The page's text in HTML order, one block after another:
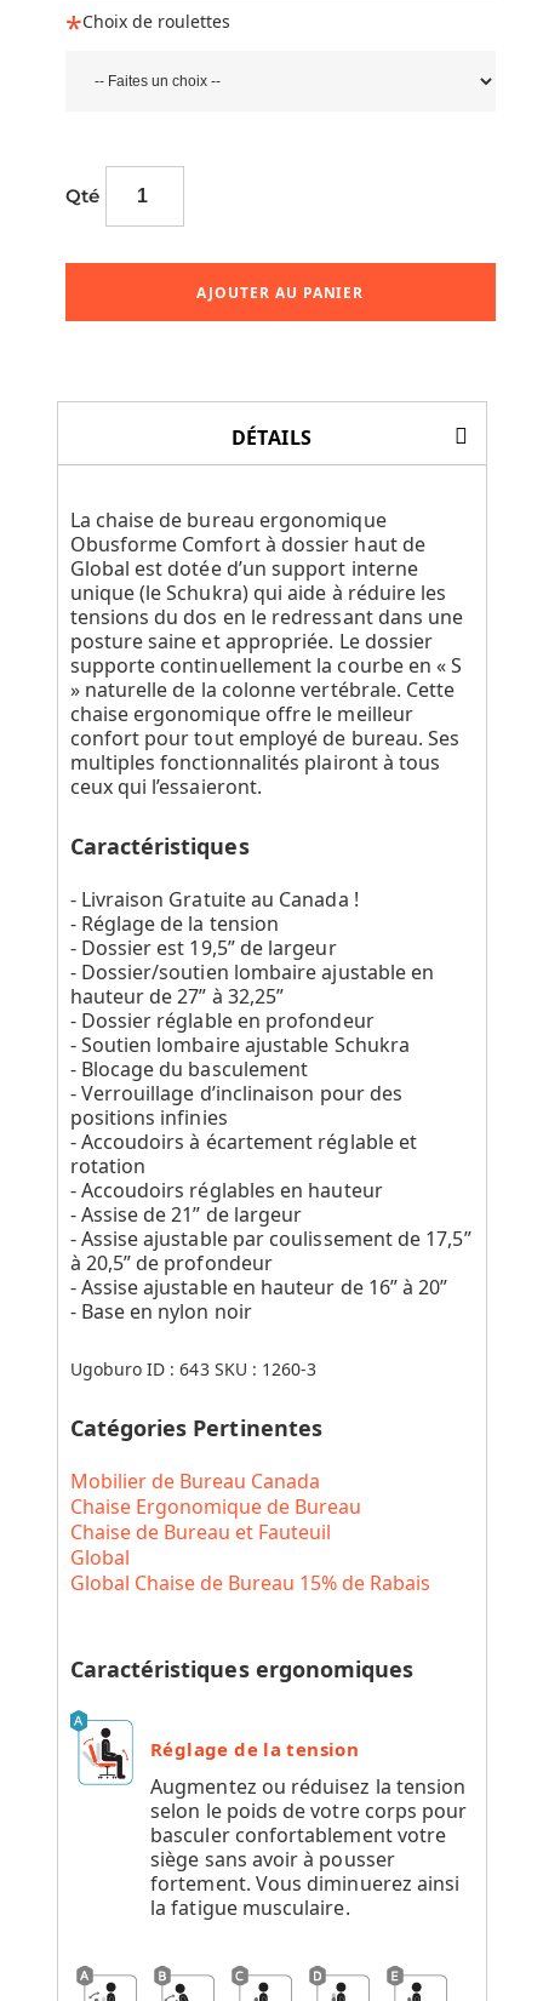
Choix de roulettes
Qté
AJOUTER AU PANIER
DÉTAILS
La chaise de bureau ergonomique
Obusforme Comfort à dossier haut de
Global est dotée d’un support interne
unique (le Schukra) qui aide à réduire les
tensions du dos en le redressant dans une
posture saine et appropriée. Le dossier
supporte continuellement la courbe en « S
» naturelle de la colonne vertébrale. Cette
chaise ergonomique offre le meilleur
confort pour tout employé de bureau. Ses
multiples fonctionnalités plairont à tous
ceux qui l’essaieront.
Caractéristiques
- Livraison Gratuite au Canada !
- Réglage de la tension
- Dossier est 19,5” de largeur
- Dossier/soutien lombaire ajustable en
hauteur de 27” à 32,25”
- Dossier réglable en profondeur
- Soutien lombaire ajustable Schukra
- Blocage du basculement
- Verrouillage d’inclinaison pour des
positions infinies
- Accoudoirs à écartement réglable et
rotation
- Accoudoirs réglables en hauteur
- Assise de 21” de largeur
- Assise ajustable par coulissement de 17,5”
à 20,5” de profondeur
- Assise ajustable en hauteur de 16” à 20”
- Base en nylon noir
Ugoburo ID :643 SKU : 1260-3
Catégories Pertinentes
Mobilier de Bureau Canada
Chaise Ergonomique de Bureau
Chaise de Bureau et Fauteuil
Global
Global Chaise de Bureau 15% de Rabais
Caractéristiques ergonomiques
Réglage de la tension
Augmentez ou réduisez la tension
selon le poids de votre corps pour
basculer confortablement votre
siège sans avoir à pousser
fortement. Vous diminuerez ainsi
la fatigue musculaire.